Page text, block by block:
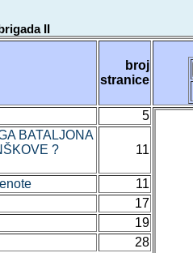
II
broj
stranice
5
BATALJONA
?
11
11
17
19
28